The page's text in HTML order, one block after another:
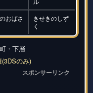
ル
おばさ
きせきのしず
く
・下層
(3DSのみ)
スポンサーリンク